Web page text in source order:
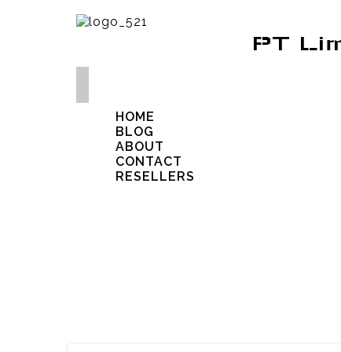
PT
HOME
BLOG
ABOUT
CONTACT
RESELLERS